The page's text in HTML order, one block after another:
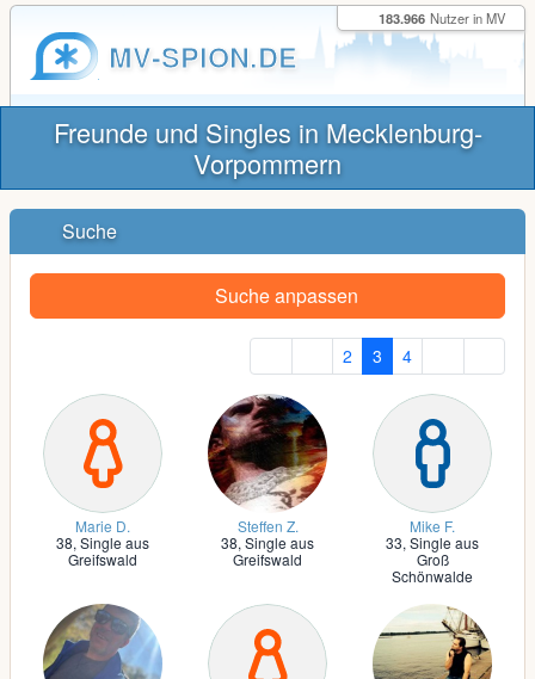
MV-SPION.DE
183.966 Nutzer in MV
Freunde und Singles in Mecklenburg-
Vorpommern
Suche
Suche anpassen
2 3 4
Marie D.
38, Single aus
Greifswald
Steffen Z.
38, Single aus
Greifswald
Mike F.
33, Single aus
Groß
Schönwalde